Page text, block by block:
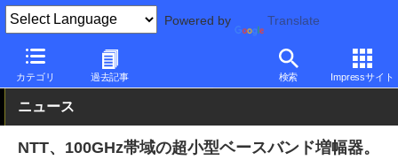
Powered by Translate
カテゴリ 過去記事 検索 Impressサイト
PC Watch 市場 技術
ニュース
NTT、100GHz帯域の超小型ベースバンド増幅器。